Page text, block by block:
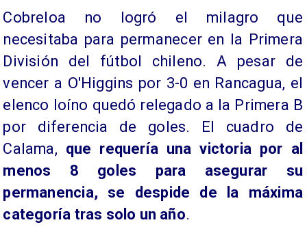
Cobreloa no logró el milagro que
necesitaba para permanecer en la Primera
División del fútbol chileno. A pesar de
vencer a O'Higgins por 3-0 en Rancagua, el
elenco loíno quedó relegado a la Primera B
por diferencia de goles. El cuadro de
Calama, que requería una victoria por al
menos 8 goles para asegurar su
permanencia, se despide de la máxima
categoría tras solo un año.